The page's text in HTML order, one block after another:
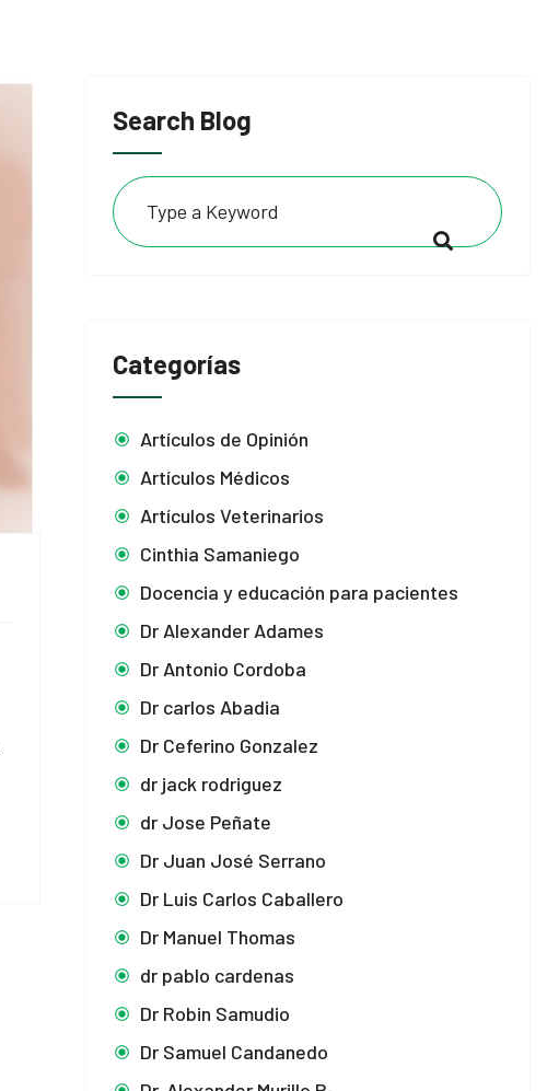
Search Blog
Categorías
Artículos de Opinión
Artículos Médicos
Artículos Veterinarios
Cinthia Samaniego
Docencia y educación para pacientes
Dr Alexander Adames
Dr Antonio Cordoba
Dr carlos Abadia
Dr Ceferino Gonzalez
dr jack rodriguez
dr Jose Peñate
Dr Juan José Serrano
Dr Luis Carlos Caballero
Dr Manuel Thomas
dr pablo cardenas
Dr Robin Samudio
Dr Samuel Candanedo